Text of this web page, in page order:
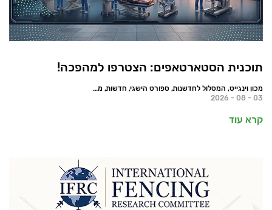
תוכנית הסטארטאפים: הצטרפו למהפכה!
מכון וינגייט, המסלול לחדשנות, ספורט הישגי, חדשות, מאמרים
03 - 08 - 2026
קרא עוד